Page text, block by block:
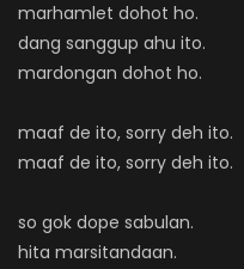
marhamlet dohot ho.
dang sanggup ahu ito.
mardongan dohot ho.
maaf de ito, sorry deh ito.
maaf de ito, sorry deh ito.
so gok dope sabulan.
hita marsitandaan.